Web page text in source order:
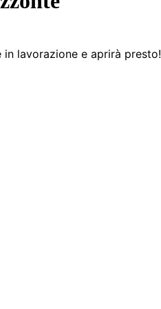
lavorazione e aprirà presto!